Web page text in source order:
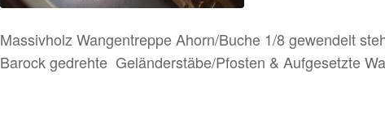
Massivholz Wangentreppe Ahorn/Buche 1/8 gewendelt
Barock gedrehte Geländerstäbe/Pfosten & Aufgesetzte